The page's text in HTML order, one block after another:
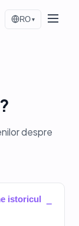
RO▾
despre
istoricul −